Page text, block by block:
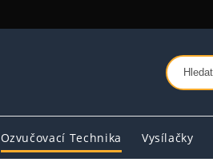
Ozvučovací Technika Vysílačky